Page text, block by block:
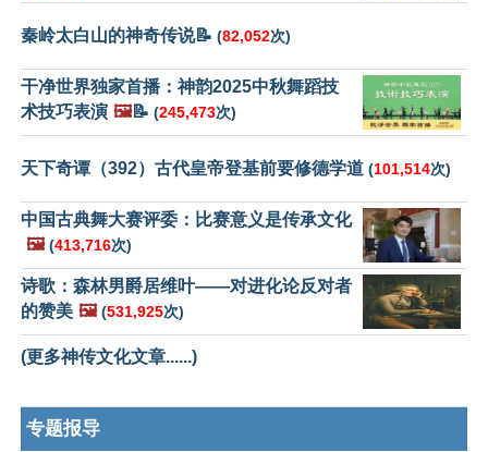
秦岭太白山的神奇传说📝 (82,052次)
干净世界独家首播：神韵2025中秋舞蹈技
术技巧表演 🖼️📝 (245,473次)
天下奇谭（392）古代皇帝登基前要修德学道 (101,514次)
中国古典舞大赛评委：比赛意义是传承文化
🖼️ (413,716次)
诗歌：森林男爵居维叶——对进化论反对者
的赞美 🖼️ (531,925次)
(更多神传文化文章......)
专题报导